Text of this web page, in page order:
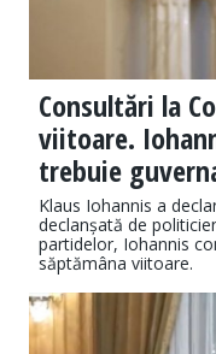
Consultări la
viitoare.
trebuie
Klaus Iohannis a
declanșată de
partidelor, Iohannis
săptămâna viitoare.